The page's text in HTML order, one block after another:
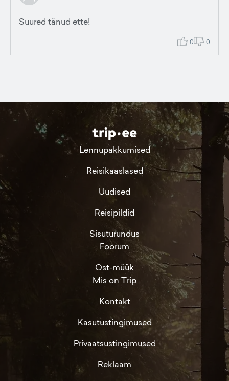
Suured tänud ette!
0 0
Lennupakkumised
Reisikaaslased
Uudised
Reisipildid
Sisuturundus
Foorum
Ost-müük
Mis on Trip
Kontakt
Kasutustingimused
Privaatsustingimused
Reklaam